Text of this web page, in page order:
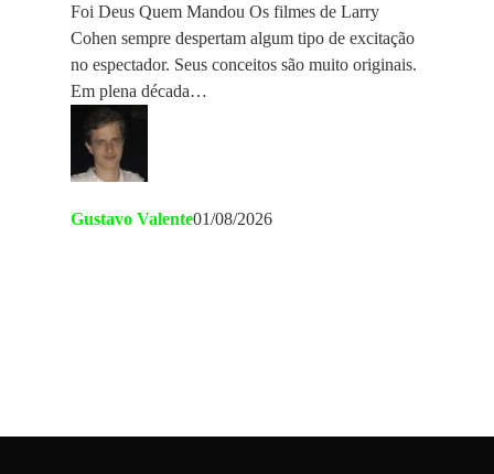
Foi Deus Quem Mandou Os filmes de Larry
Cohen sempre despertam algum tipo de excitação
no espectador. Seus conceitos são muito originais.
Em plena década…
Gustavo Valente01/08/2026